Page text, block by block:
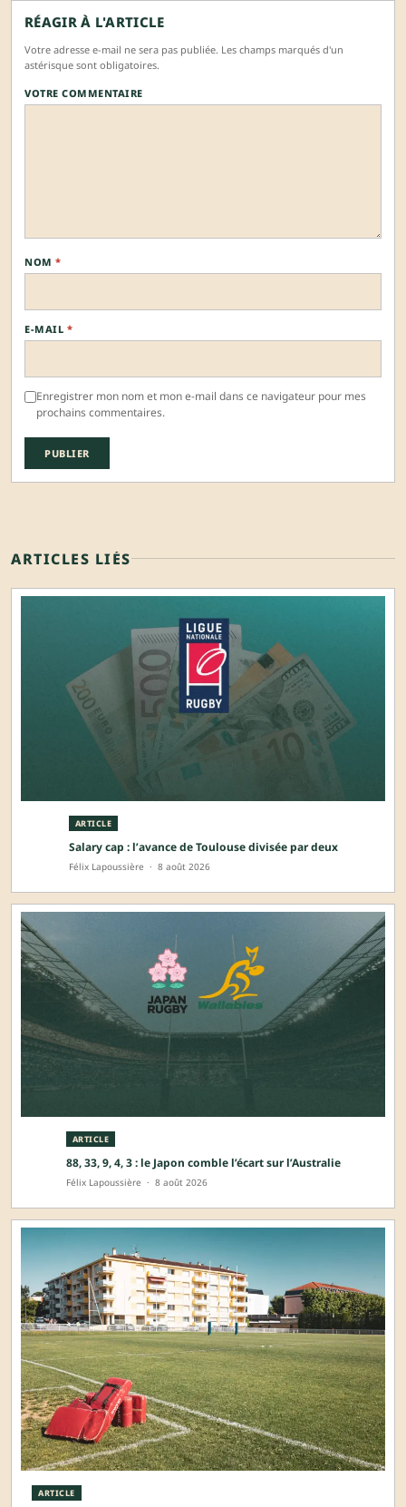
RÉAGIR À L'ARTICLE
Votre adresse e-mail ne sera pas publiée. Les champs marqués d'un
astérisque sont obligatoires.
VOTRE COMMENTAIRE
NOM *
E-MAIL *
Enregistrer mon nom et mon e-mail dans ce navigateur pour mes
prochains commentaires.
ARTICLES LIÉS
ARTICLE
Salary cap : l’avance de Toulouse divisée par deux
Félix Lapoussière · 8 août 2026
ARTICLE
88, 33, 9, 4, 3 : le Japon comble l’écart sur l’Australie
Félix Lapoussière · 8 août 2026
ARTICLE